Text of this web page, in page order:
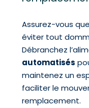
Assurez-vous
éviter tout
Débranchez
automatisés
maintenez un
faciliter le
remplacement.